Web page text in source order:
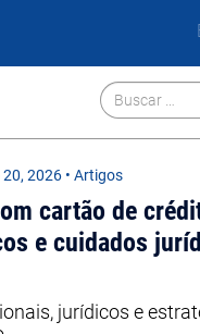
2026 • Artigos
cartão de
e cuidados
jurídicos e